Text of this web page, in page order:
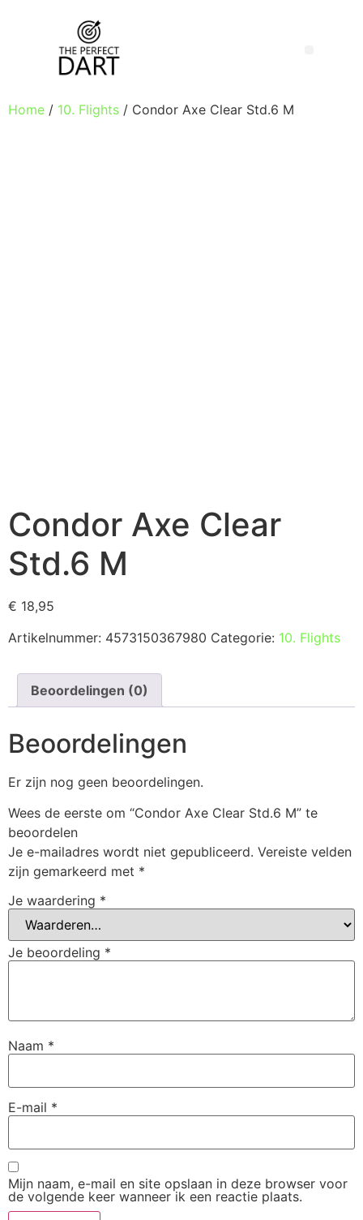
Home / 10. Flights / Condor Axe Clear Std.6 M
Condor Axe Clear
Std.6 M
€ 18,95
Artikelnummer: 4573150367980 Categorie: 10. Flights
Beoordelingen (0)
Beoordelingen
Er zijn nog geen beoordelingen.
Wees de eerste om “Condor Axe Clear Std.6 M” te
beoordelen
Je e-mailadres wordt niet gepubliceerd. Vereiste velden
zijn gemarkeerd met *
Je waardering *
Je beoordeling *
Naam *
E-mail *
Mijn naam, e-mail en site opslaan in deze browser voor
de volgende keer wanneer ik een reactie plaats.